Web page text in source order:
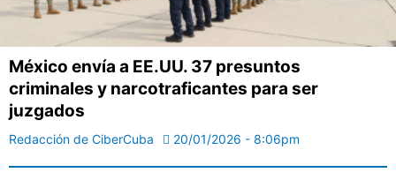
México envía a EE.UU. 37 presuntos
criminales y narcotraficantes para ser
juzgados
Redacción de CiberCuba 20/01/2026 - 8:06pm